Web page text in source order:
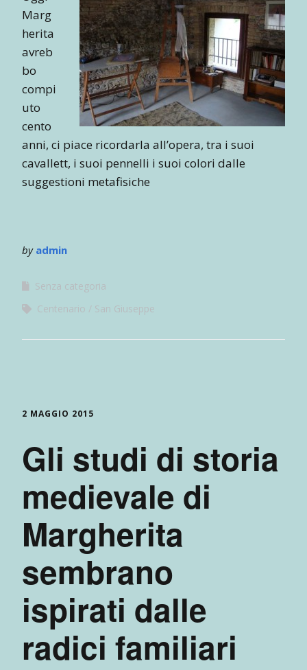
Marg
herita
avreb
bo
compi
uto
cento
anni, ci piace ricordarla all’opera, tra i suoi
cavallett, i suoi pennelli i suoi colori dalle
suggestioni metafisiche
by admin
Senza categoria
Centenario
San Giuseppe
2 MAGGIO 2015
Gli studi di storia
medievale di
Margherita
sembrano
ispirati dalle
radici familiari